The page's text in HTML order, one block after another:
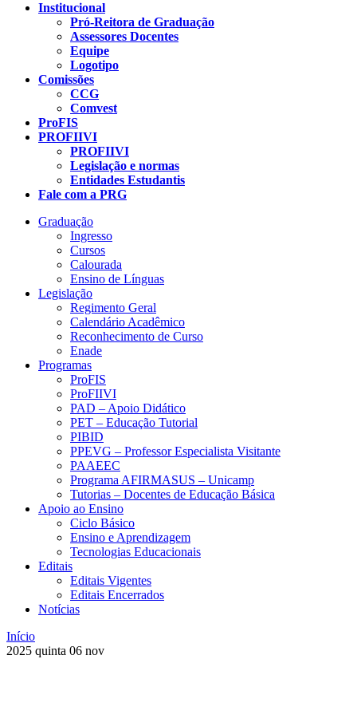
Institucional
Pró-Reitora de Graduação
Assessores Docentes
Equipe
Logotipo
Comissões
CCG
Comvest
ProFIS
PROFIIVI
PROFIIVI
Legislação e normas
Entidades Estudantis
Fale com a PRG
Graduação
Ingresso
Cursos
Calourada
Ensino de Línguas
Legislação
Regimento Geral
Calendário Acadêmico
Reconhecimento de Curso
Enade
Programas
ProFIS
ProFIIVI
PAD – Apoio Didático
PET – Educação Tutorial
PIBID
PPEVG – Professor Especialista Visitante
PAAEEC
Programa AFIRMASUS – Unicamp
Tutorias – Docentes de Educação Básica
Apoio ao Ensino
Ciclo Básico
Ensino e Aprendizagem
Tecnologias Educacionais
Editais
Editais Vigentes
Editais Encerrados
Notícias
Início
2025 quinta 06 nov